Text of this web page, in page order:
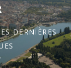
DERNIÈRES